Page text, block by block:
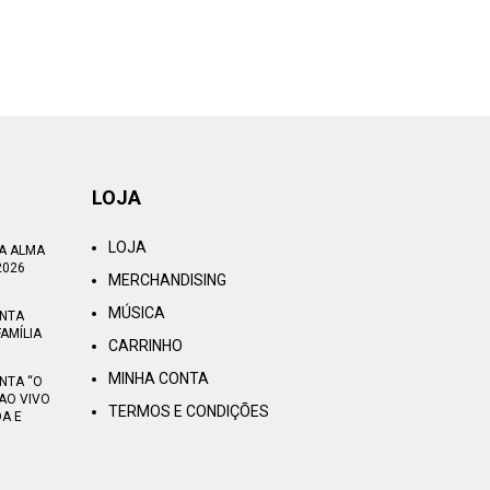
ALMA
“O
VIVO
E
LOJA
LOJA
MERCHANDISING
MÚSICA
CARRINHO
MINHA CONTA
TERMOS E CONDIÇÕES